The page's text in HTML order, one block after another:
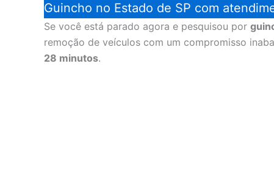
Guincho no Estado de SP com
Se você está parado agora e pesquisou por
remoção de veículos com um compromisso
28 minutos.